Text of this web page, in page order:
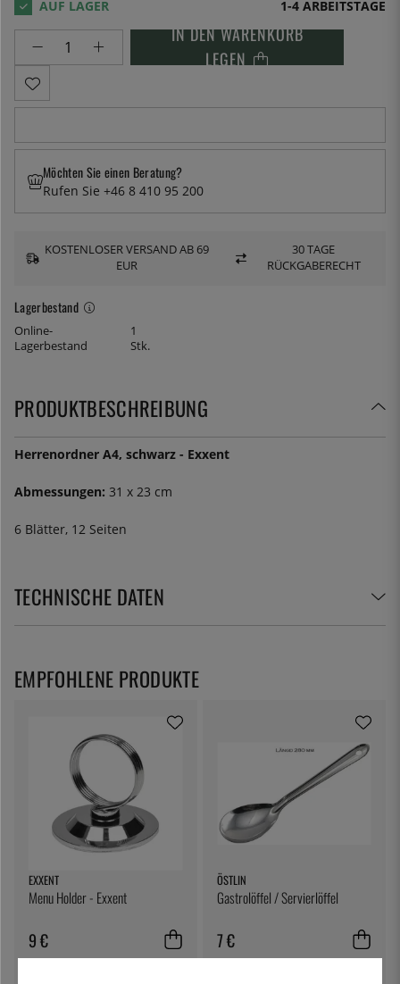
1-4 ARBEITSTAGE
IN DEN WARENKORB
LEGEN
Lagerbestand
Online-
Lagerbestand
1
Stk.
Möchten Sie einen Beratung?
Rufen Sie +46 8 410 95 200
KOSTENLOSER VERSAND AB 69
EUR
30 TAGE
RÜCKGABERECHT
PRODUKTBESCHREIBUNG
Herrenordner A4, schwarz - Exxent
Abmessungen: 31 x 23 cm
6 Blätter, 12 Seiten
TECHNISCHE DATEN
EXXENT
Menu Holder - Exxent
9 €
ÖSTLIN
Gastrolöffel / Servierlöffel
7 €
EMPFOHLENE PRODUKTE